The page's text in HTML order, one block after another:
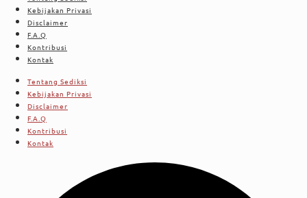
Kebijakan Privasi
Disclaimer
F.A.Q
Kontribusi
Kontak
Tentang Sediksi
Kebijakan Privasi
Disclaimer
F.A.Q
Kontribusi
Kontak